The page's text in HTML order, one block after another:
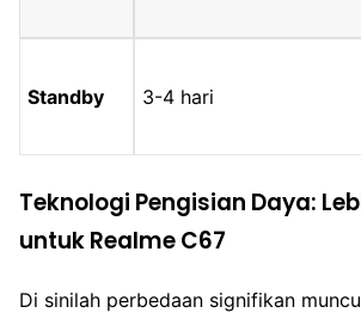
Standby 3-4 hari
Teknologi Pengisian Daya:
untuk Realme C67
Di sinilah perbedaan signifikan